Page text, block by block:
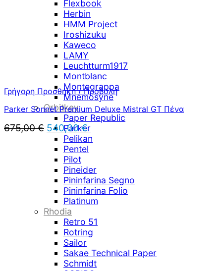
Flexbook
Herbin
HMM Project
Iroshizuku
Kaweco
LAMY
Leuchtturm1917
Montblanc
Montegrappa
Mnemosyne
Orbitkey
Paper Republic
Parker
Pelikan
Pentel
Pilot
Pineider
Pininfarina Segno
Pininfarina Folio
Platinum
Rhodia
Retro 51
Rotring
Sailor
Sakae Technical Paper
Schmidt
Γρήγορη Προσθήκη / Προβολή
Parker Sonnet Premium Deluxe Mistral GT Πένα
675,00€ Original
price
was:
675,00 €.
540,00€Η
τρέχουσα
τιμή
είναι:
540,00 €.